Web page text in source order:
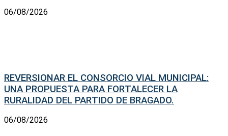
06/08/2026
REVERSIONAR EL CONSORCIO VIAL MUNICIPAL:
UNA PROPUESTA PARA FORTALECER LA
RURALIDAD DEL PARTIDO DE BRAGADO.
06/08/2026